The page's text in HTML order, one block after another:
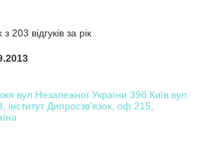
203 відгуків за рік
вул.Незалежної України 39б Київ вул.
інститут Дипросзв'язок, оф 215,